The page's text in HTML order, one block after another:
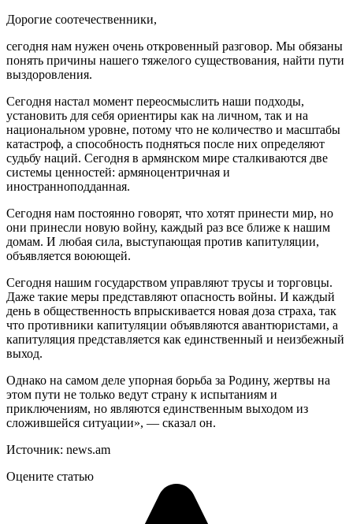
Дорогие соотечественники,
сегодня нам нужен очень откровенный разговор. Мы обязаны
понять причины нашего тяжелого существования, найти пути
выздоровления.
Сегодня настал момент переосмыслить наши подходы,
установить для себя ориентиры как на личном, так и на
национальном уровне, потому что не количество и масштабы
катастроф, а способность подняться после них определяют
судьбу наций. Сегодня в армянском мире сталкиваются две
системы ценностей: армяноцентричная и
иностранноподданная.
Сегодня нам постоянно говорят, что хотят принести мир, но
они принесли новую войну, каждый раз все ближе к нашим
домам. И любая сила, выступающая против капитуляции,
объявляется воюющей.
Сегодня нашим государством управляют трусы и торговцы.
Даже такие меры представляют опасность войны. И каждый
день в общественность впрыскивается новая доза страха, так
что противники капитуляции объявляются авантюристами, а
капитуляция представляется как единственный и неизбежный
выход.
Однако на самом деле упорная борьба за Родину, жертвы на
этом пути не только ведут страну к испытаниям и
приключениям, но являются единственным выходом из
сложившейся ситуации», — сказал он.
Источник: news.am
Оцените статью